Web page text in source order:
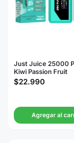
Just Juice 25000
Kiwi Passion Fruit
$22.990
Agregar al